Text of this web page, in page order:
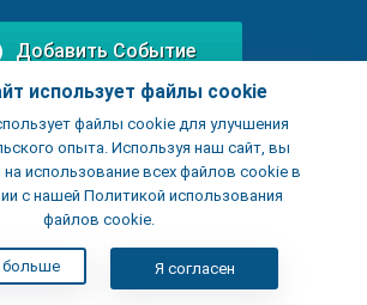
использует файлы cookie
файлы cookie для улучшения
опыта. Используя наш сайт, вы
на использование всех файлов cookie в
с нашей Политикой использования
файлов cookie.
больше Я согласен
Добавить Событие
Добавить Заведение